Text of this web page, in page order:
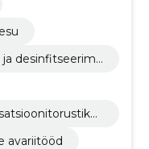
desinfitseerimi
avariitööd